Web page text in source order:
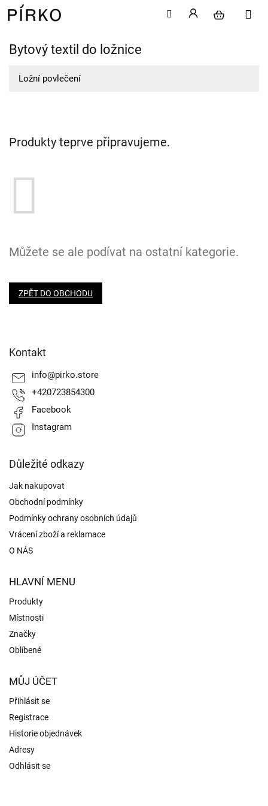
PřejítBytový textil do ložnice
Ložní povlečení
Produkty teprve připravujeme.
Můžete se ale podívat na ostatní kategorie.
ZPĚT DO OBCHODU
Kontakt
info@pirko.store
+420723854300
Facebook
Instagram
Důležité odkazy
Jak nakupovat
Obchodní podmínky
Podmínky ochrany osobních údajů
Vrácení zboží a reklamace
O NÁS
HLAVNÍ MENU
Produkty
Místnosti
Značky
Oblíbené
MŮJ ÚČET
Přihlásit se
Registrace
Historie objednávek
Adresy
Odhlásit se